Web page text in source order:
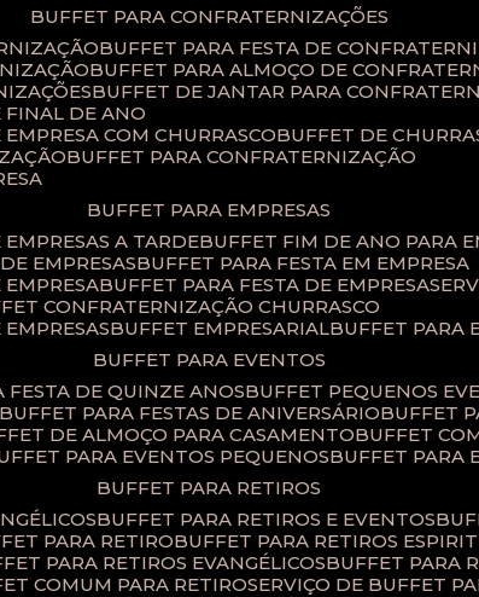
BUFFET PARA CONFRATERNIZAÇÕES
BUFFET PARA FESTA DE
BUFFET PARA ALMOÇO DE
BUFFET DE JANTAR PARA
FINAL DE ANO​
COM CHURRASCO
BUFFET DE
BUFFET PARA CONFRATERNIZAÇÃO
BUFFET PARA EMPRESAS
A TARDE
BUFFET FIM DE ANO PARA
EMPRESAS
BUFFET PARA FESTA EM EMPRESA
EMPRESA
BUFFET PARA FESTA DE EMPRESA
CONFRATERNIZAÇÃO CHURRASCO
BUFFET EMPRESARIAL
BUFFET PARA
BUFFET PARA EVENTOS
FESTA DE QUINZE ANOS
BUFFET PEQUENOS
BUFFET PARA FESTAS DE ANIVERSÁRIO
BUFFET
DE ALMOÇO PARA CASAMENTO
BUFFET
PARA EVENTOS PEQUENOS
BUFFET PARA
BUFFET PARA RETIROS
BUFFET PARA RETIROS E EVENTOS
PARA RETIRO
BUFFET PARA RETIROS
PARA RETIROS EVANGÉLICOS
BUFFET PARA
COMUM PARA RETIRO​ SERVIÇO DE BUFFET